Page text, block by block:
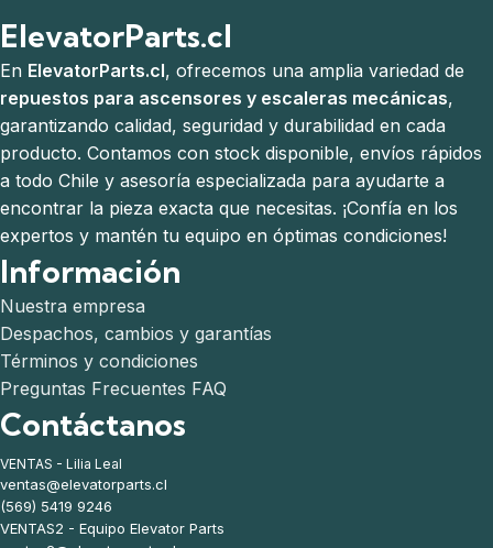
ElevatorParts.cl
En ElevatorParts.cl, ofrecemos una amplia variedad de
repuestos para ascensores y escaleras mecánicas,
garantizando calidad, seguridad y durabilidad en cada
producto. Contamos con stock disponible, envíos rápidos
a todo Chile y asesoría especializada para ayudarte a
encontrar la pieza exacta que necesitas. ¡Confía en los
expertos y mantén tu equipo en óptimas condiciones!
Información
Nuestra empresa
Despachos, cambios y garantías
Términos y condiciones
Preguntas Frecuentes FAQ
Contáctanos
VENTAS - Lilia Leal
ventas@elevatorparts.cl
(569) 5419 9246
VENTAS2 - Equipo Elevator Parts